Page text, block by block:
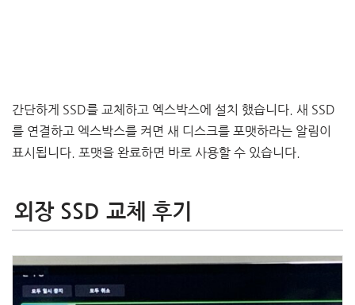
간단하게 SSD를 교체하고 엑스박스에 설치 했습니다. 새 SSD
를 연결하고 엑스박스를 켜면 새 디스크를 포맷하라는 알림이
표시됩니다. 포맷을 완료하면 바로 사용할 수 있습니다.
외장 SSD 교체 후기